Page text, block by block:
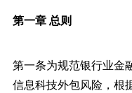
第一章 总则
第一条为规范银行业金
信息科技外包风险，根